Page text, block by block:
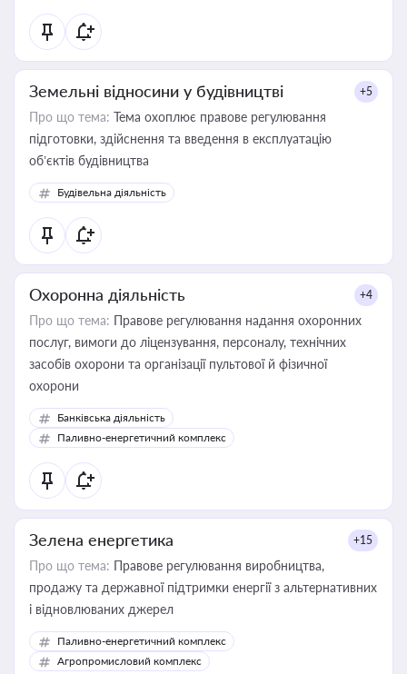
Земельні відносини у будівництві +5
Про що тема: Тема охоплює правове регулювання
підготовки, здійснення та введення в експлуатацію
об’єктів будівництва
Будівельна діяльність
Охоронна діяльність +4
Про що тема: Правове регулювання надання охоронних
послуг, вимоги до ліцензування, персоналу, технічних
засобів охорони та організації пультової й фізичної
охорони
Банківська діяльність
Паливно-енергетичний комплекс
Зелена енергетика +15
Про що тема: Правове регулювання виробництва,
продажу та державної підтримки енергії з альтернативних
і відновлюваних джерел
Паливно-енергетичний комплекс
Агропромисловий комплекс